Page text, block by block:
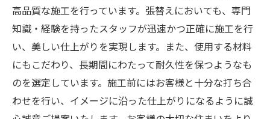
高品質な施工を行っています。張替えにおいても、専門
知識・経験を持ったスタッフが迅速かつ正確に施工を行
い、美しい仕上がりを実現します。また、使用する材料
にもこだわり、長期間にわたって耐久性を保つようなも
のを選定しています。施工前にはお客様と十分な打ち合
わせを行い、イメージに沿った仕上がりになるように誠